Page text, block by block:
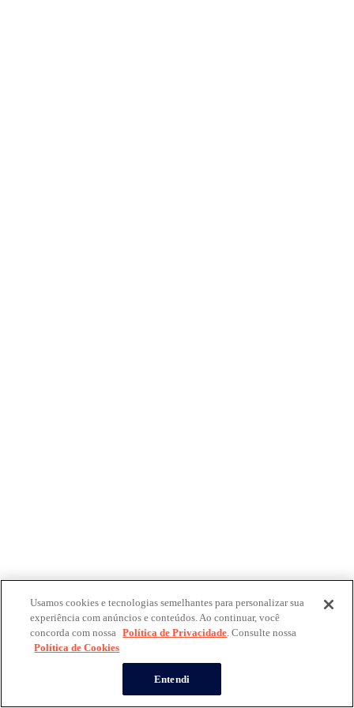
Usamos cookies e tecnologias semelhantes para personalizar sua
experiência com anúncios e conteúdos. Ao continuar, você
concorda com nossa Política de Privacidade. Consulte nossa
Política de Cookies
Entendi